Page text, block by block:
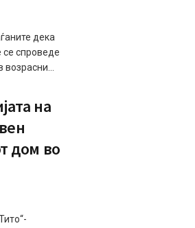
дека
се спроведе
на
дом во